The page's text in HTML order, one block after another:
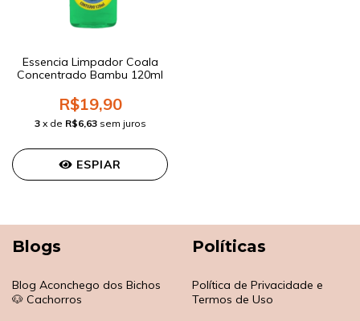
Essencia Limpador Coala
Concentrado Bambu 120ml
R$19,90
3 x de R$6,63 sem juros
ESPIAR
Blogs
Blog Aconchego dos Bichos
🐶 Cachorros
Políticas
Política de Privacidade e
Termos de Uso